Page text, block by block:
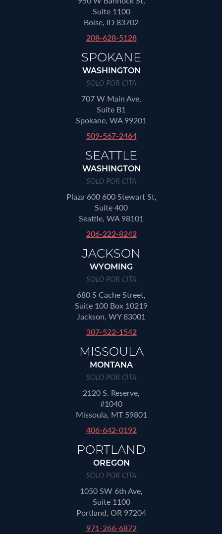
Suite 1100
Boise, ID 83702
208-628-5128
SPOKANE
WASHINGTON
SOLO POR CITA
707 W Main Ave,
Suite B1
Spokane, WA 99201
509-567-2464
SEATTLE
WASHINGTON
SOLO POR CITA
Plaza 600 600 Stewart St,
Suite 400
Seattle, WA 98101
206-222-8242
JACKSON
WYOMING
SOLO POR CITA
680 S Cache Street,
Suite 100 Box 10219
Jackson, WY 83001
307-522-1542
MISSOULA
MONTANA
SOLO POR CITA
2120 S. Reserve,
#1040
Missoula, MT 59801
406-642-0192
PORTLAND
OREGON
SOLO POR CITA
1050 SW 6th Ave,
Suite 1100
Portland, OR 97204
971-266-6872